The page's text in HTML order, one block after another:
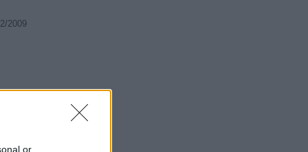
or
2009